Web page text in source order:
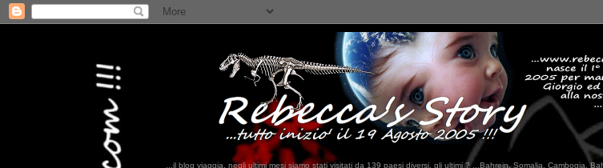
...il blog viaggia, negli ultimi mesi siamo stati visitati da 139 paesi diversi, gli ultimi ? ...Bahrein, Somalia, Cambogia,